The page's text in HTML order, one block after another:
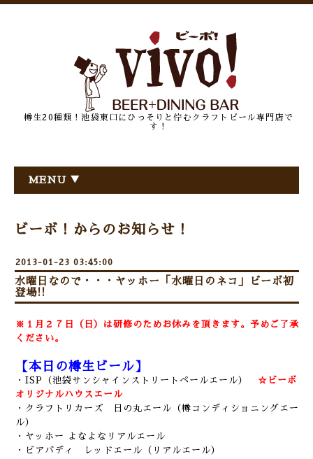
樽生20種類！池袋東口にひっそりと佇むクラフトビール専門店で
す！
MENU ▼
ビーボ！からのお知らせ！
2013-01-23 03:45:00
水曜日なので・・・ヤッホー「水曜日のネコ」ビーボ初
登場!!
※１月２７日（日）は研修のためお休みを頂きます。予めご了承
ください。
【本日の樽生ビール】
・ISP（池袋サンシャインストリートペールエール）
☆ビーボ
オリジナルハウスエール
・クラフトリカーズ 日の丸エール（樽コンディショニングエー
ル）
・ヤッホー よなよなリアルエール
・ビアバディ レッドエール（リアルエール）